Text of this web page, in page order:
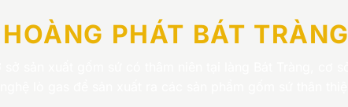
HOÀNG PHÁT BÁT TRÀNG